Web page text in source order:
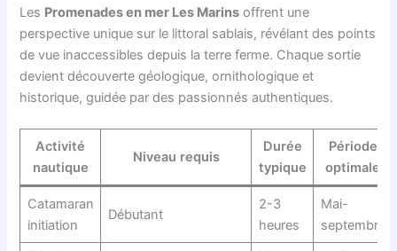
Les Promenades en mer Les Marins offrent une
perspective unique sur le littoral sablais, révélant des points
de vue inaccessibles depuis la terre ferme. Chaque sortie
devient découverte géologique, ornithologique et
historique, guidée par des passionnés authentiques.
Activité
nautique
Niveau requis
Durée
typique
Période
optimale
Catamaran
initiation
Débutant
2-3
heures
Mai-
septembre